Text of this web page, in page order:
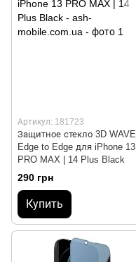
Артикул: 181723
Защитное стекло 3D WAVE
Edge to Edge для iPhone 13
PRO MAX | 14 Plus Black
290 грн
Купить